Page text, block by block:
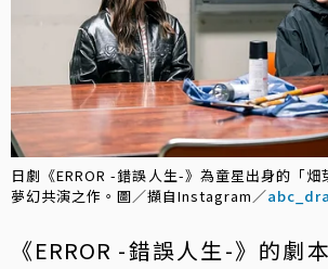
日劇《ERROR -錯誤人生-》為童星出身的「畑
夢幻共演之作。圖／擷自Instagram／
《ERROR -錯誤人生-》的劇